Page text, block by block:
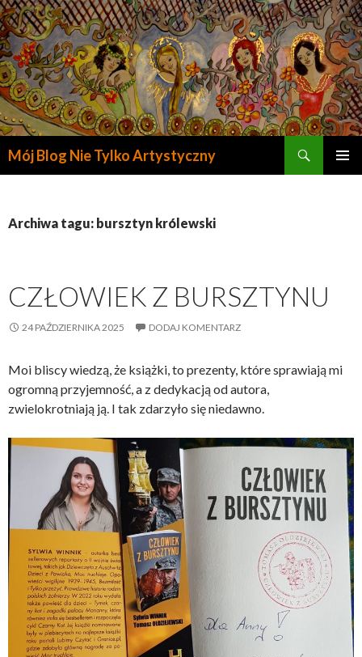
Mój Blog Nie Tylko Artystyczny
Archiwa tagu: bursztyn królewski
CZŁOWIEK Z BURSZTYNU
24 PAŹDZIERNIKA 2025 DODAJ KOMENTARZ
Moi bliscy wiedzą, że książki, to prezenty, które sprawiają mi
ogromną przyjemność, a z dedykacją od autora,
zwielokrotniają ją. I tak zdarzyło się niedawno.